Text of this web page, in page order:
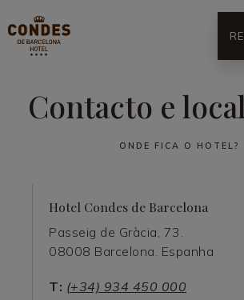
Contacto e
ONDE FICA O HOTEL?
Hotel Condes de Barcelona
Passeig de Gràcia, 73.
08008 Barcelona. Espanha
T: (+34) 934 450 000